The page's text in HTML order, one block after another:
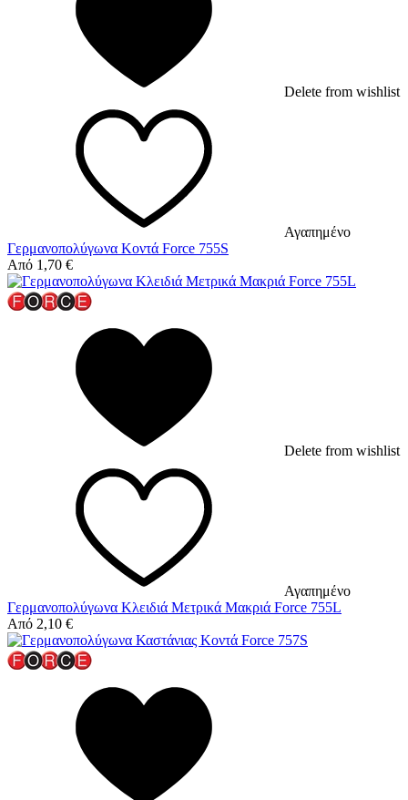
Delete from wishlist
Αγαπημένο
Γερμανοπολύγωνα Κοντά Force 755S
Από 1,70 €
Delete from wishlist
Αγαπημένο
Γερμανοπολύγωνα Κλειδιά Μετρικά Μακριά Force 755L
Από 2,10 €